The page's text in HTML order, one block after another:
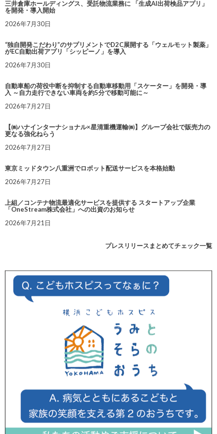
三井倉庫ホールディングス、受託物流業務に 「生成AI出荷検品アプリ」
を開発・導入開始
2026年7月30日
“独自開発こだわり”のサプリメントでD2C展開する「ウェルモット製薬」
がEC自動出荷アプリ「シッピーノ」を導入
2026年7月30日
自動車船の荷役中断を抑制する自動車移動用「スケーター」を開発・導
入 ～自力走行できない車両を約5分で移動可能に～
2026年7月27日
【㈱ハナインターナショナル×星清重機運輸㈱】グループ会社で販売力の
更なる強化ねらう
2026年7月27日
東京ミッドタウン八重洲でロボット配送サービスを本格始動
2026年7月27日
上組／コンテナ物流最適化サービスを提供する スタートアップ企業
「OneStream株式会社」への出資のお知らせ
2026年7月21日
プレスリリースまとめてチェック一覧